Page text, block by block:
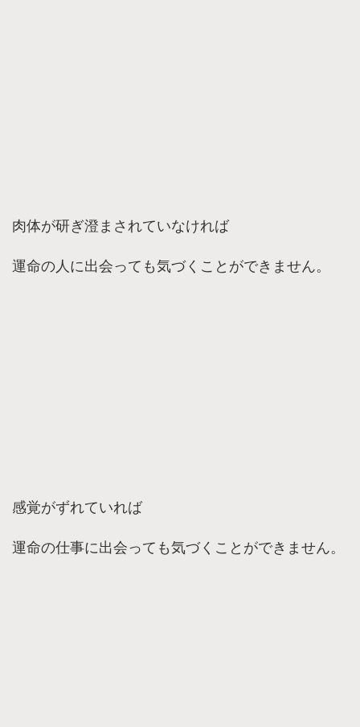
肉体が研ぎ澄まされていなければ
運命の人に出会っても気づくことができません。
感覚がずれていれば
運命の仕事に出会っても気づくことができません。